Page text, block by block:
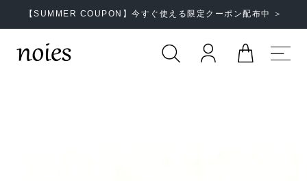
【SUMMER COUPON】今すぐ使える限定クーポン配布中 ＞